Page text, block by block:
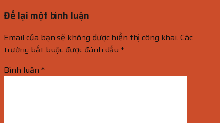
Để lại một bình luận
Email của bạn sẽ không được hiển thị công khai. Các
trường bắt buộc được đánh dấu *
Bình luận *